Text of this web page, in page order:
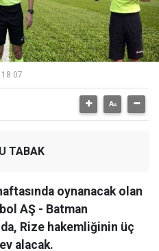
TABAK
oynanacak olan
AŞ - Batman
Rize hakemliğinin üç
alacak.